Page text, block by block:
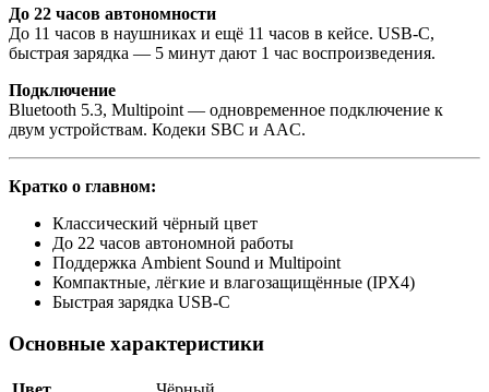
До 22 часов автономности
До 11 часов в наушниках и ещё 11 часов в кейсе. USB‑C,
быстрая зарядка — 5 минут дают 1 час воспроизведения.
Подключение
Bluetooth 5.3, Multipoint — одновременное подключение к
двум устройствам. Кодеки SBC и AAC.
Кратко о главном:
Классический чёрный цвет
До 22 часов автономной работы
Поддержка Ambient Sound и Multipoint
Компактные, лёгкие и влагозащищённые (IPX4)
Быстрая зарядка USB‑C
Основные характеристики